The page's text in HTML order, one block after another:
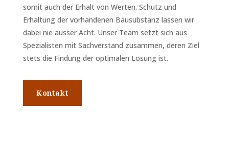
somit auch der Erhalt von Werten. Schutz und
Erhaltung der vorhandenen Bausubstanz lassen wir
dabei nie ausser Acht. Unser Team setzt sich aus
Spezialisten mit Sachverstand zusammen, deren Ziel
stets die Findung der optimalen Lösung ist.
Kontakt